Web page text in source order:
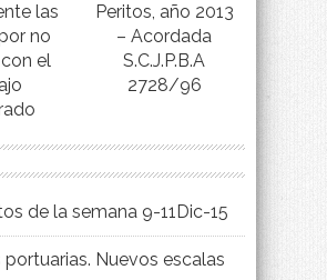
las
no
el
Peritos, año 2013
– Acordada
S.C.J.P.B.A
2728/96
de la semana 9-11Dic-15
portuarias. Nuevos escalas